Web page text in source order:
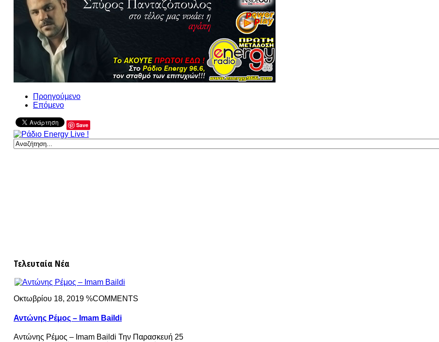
Προηγούμενο
Επόμενο
Save
Τελευταία Νέα
Οκτωβρίου 18, 2019 %COMMENTS
Αντώνης Ρέμος – Imam Baildi
Αντώνης Ρέμος – Imam Baildi Την Παρασκευή 25